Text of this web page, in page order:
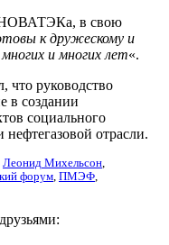
НОВАТЭКа, в свою
к дружескому и
и многих лет«.
что руководство
в создании
социального
отрасли.
Леонид Михельсон,
форум, ПМЭФ,